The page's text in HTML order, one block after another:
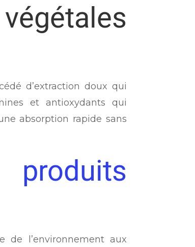
d’extraction doux qui
et antioxydants qui
absorption rapide sans
produits
de l’environnement aux